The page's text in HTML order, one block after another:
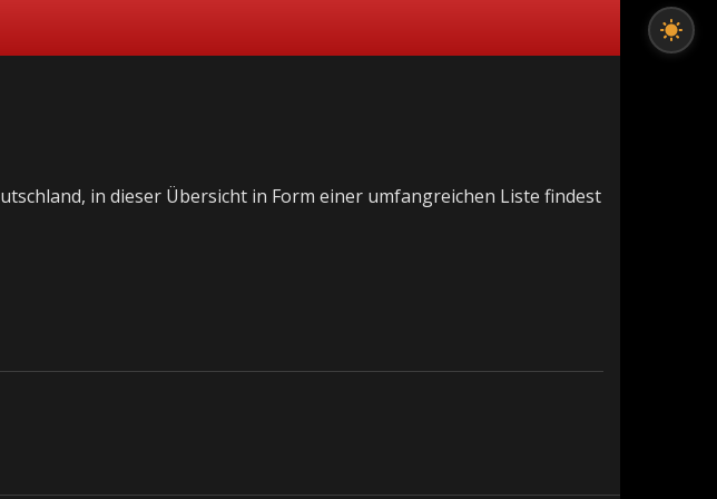
in dieser Übersicht in Form einer umfangreichen Liste findest